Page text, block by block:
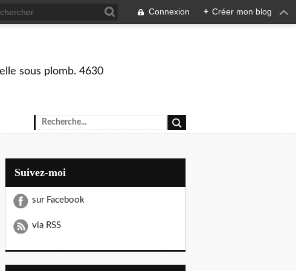
Connexion + Créer mon blog
sous plomb. 4630
Suivez-moi
sur Facebook
via RSS